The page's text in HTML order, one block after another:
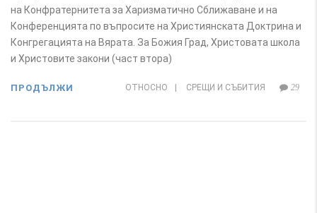
на Конфратернитета за Харизматично Сближаване и на
Конференцията по въпросите на Християнската Доктрина и
Конгрегацията на Вярата. За Божия Град, Христовата школа
и Христовите закони (част втора)
ОТНОСНО | СРЕЩИ И СЪБИТИЯ 29
ПРОДЪЛЖИ